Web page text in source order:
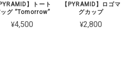
PYRAMID】トート
グ ”Tomorrow”
¥4,500
【PYRAMID】ロゴマ
グカップ
¥2,800